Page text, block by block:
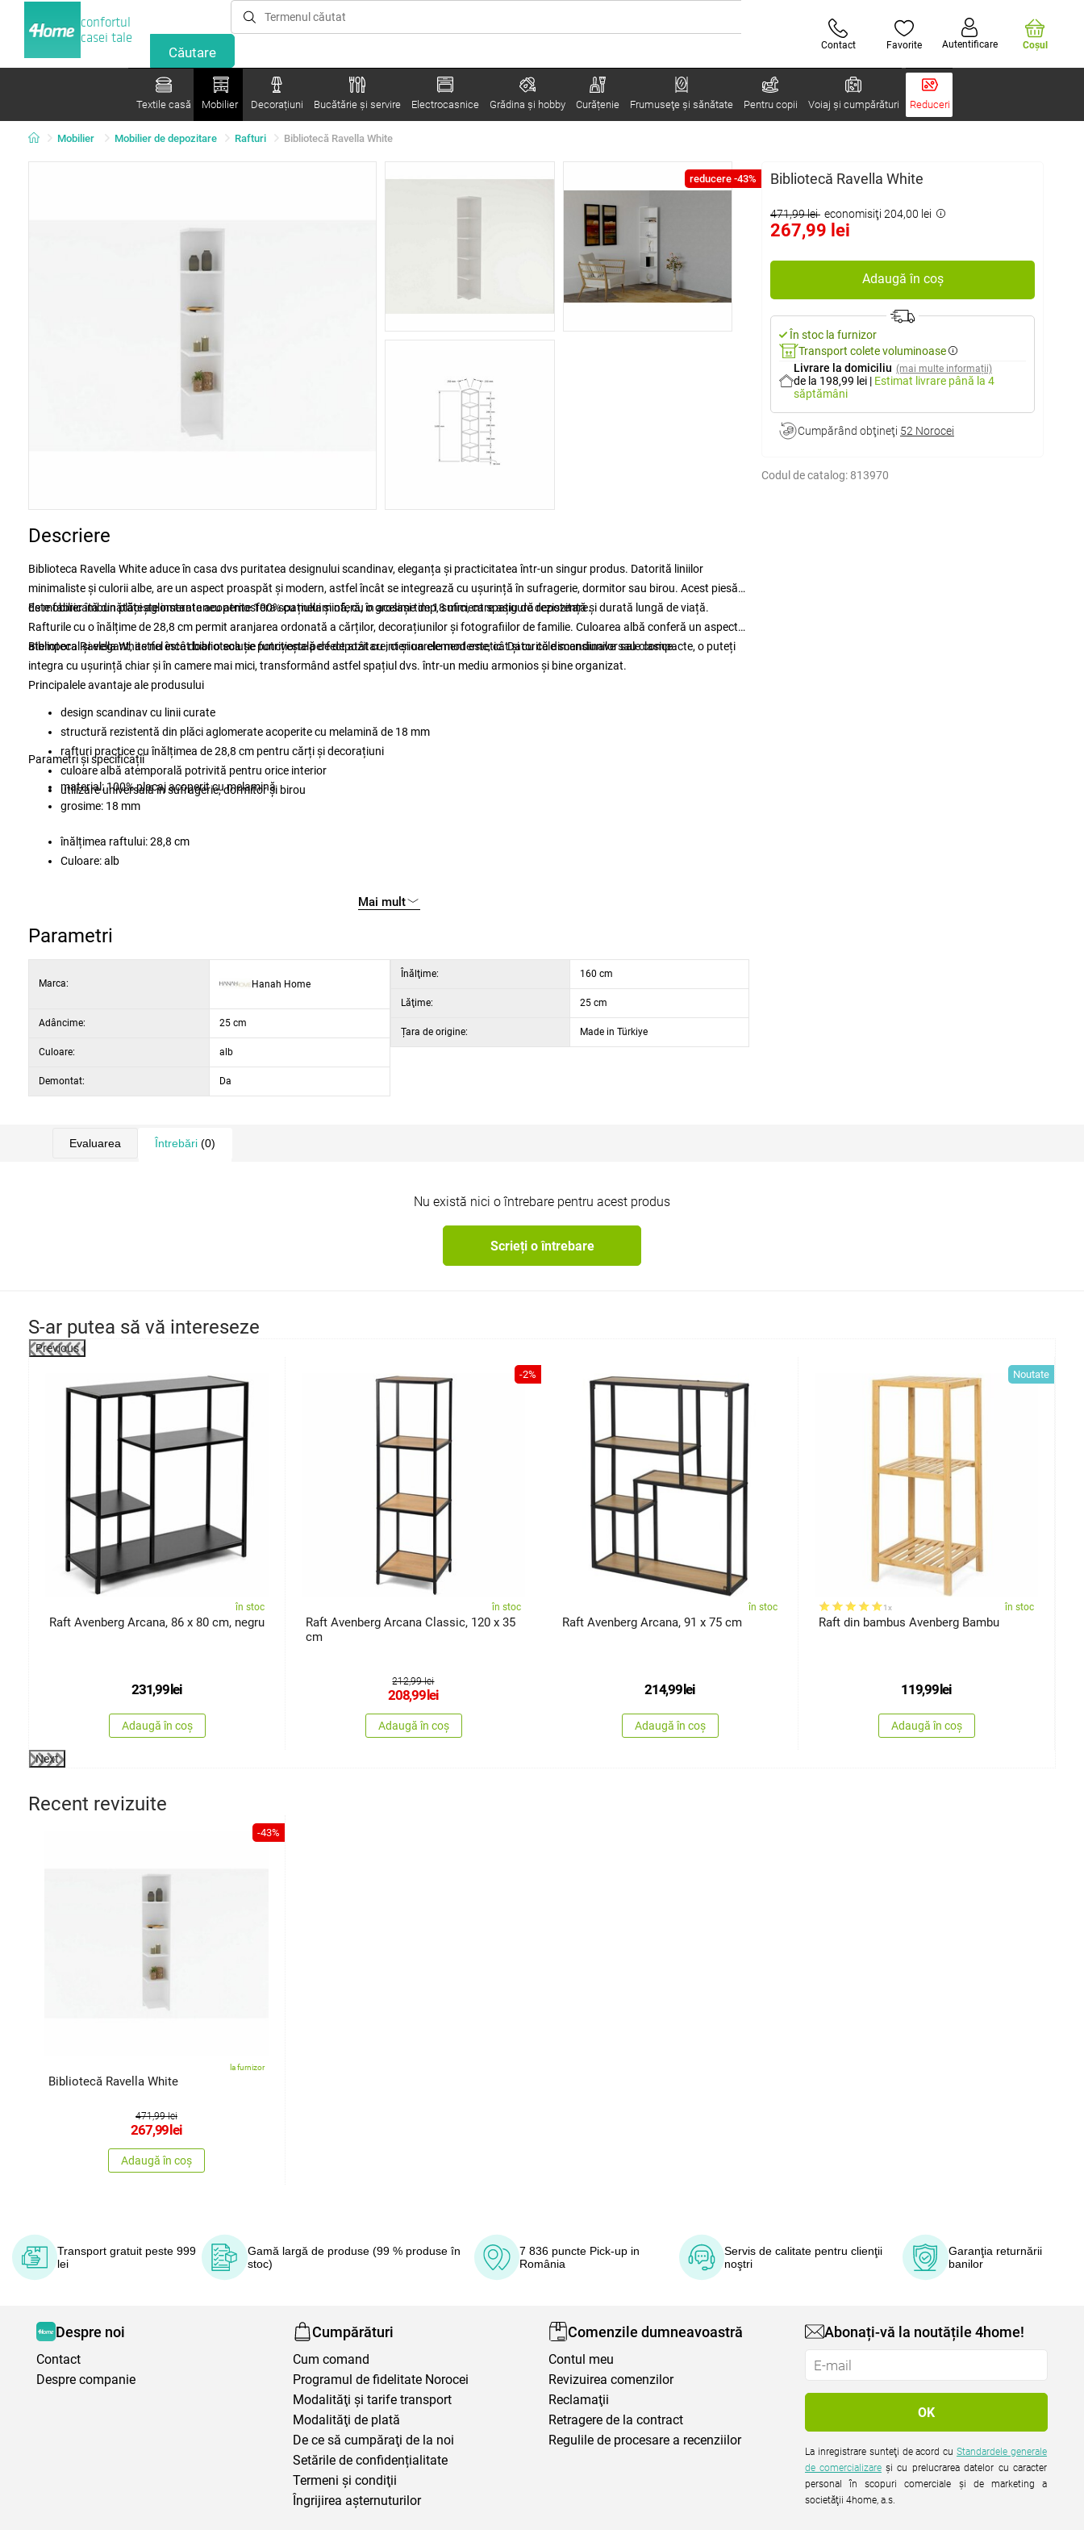
confortul
casei tale
Contact Favorite Autentificare Coşul
Textile casă Mobilier Decorațiuni Bucătărie și servire Electrocasnice Grădina şi hobby Curățenie Frumuseţe şi sănătate Pentru copii Voiaj și cumpărături Reduceri
Mobilier Mobilier de depozitare Rafturi Bibliotecă Ravella White
reducere -43% Bibliotecă Ravella White
471,99 lei economisiţi 204,00 lei
267,99 lei
Adaugă în coș
În stoc la furnizor
Transport colete voluminoase
Livrare la domiciliu (mai multe informații)
de la 198,99 lei | Estimat livrare până la 4
săptămâni
Cumpărând obţineţi 52 Norocei
Codul de catalog: 813970
Descriere
Biblioteca Ravella White aduce în casa dvs puritatea designului scandinav, eleganța și practicitatea într-un singur produs. Datorită liniilor
minimaliste și culorii albe, are un aspect proaspăt și modern, astfel încât se integrează cu ușurință în sufragerie, dormitor sau birou. Acest piesă
de mobilier îmbunătățește instantaneu atmosfera spațiului și oferă, în același timp, suficient spațiu de depozitare.
Este fabricată din plăci aglomerate acoperite 100% cu melamină, cu o grosime de 18 mm, care asigură rezistență și durată lungă de viață.
Rafturile cu o înălțime de 28,8 cm permit aranjarea ordonată a cărților, decorațiunilor și fotografiilor de familie. Culoarea albă conferă un aspect
atemporal și elegant, astfel încât biblioteca se potrivește perfect atât cu interioarele moderne, cât și cu cele scandinave sau clasice.
Biblioteca Ravella White nu este doar o soluție funcțională de depozitare, ci și un element estetic. Datorită dimensiunilor sale compacte, o puteți
integra cu ușurință chiar și în camere mai mici, transformând astfel spațiul dvs. într-un mediu armonios și bine organizat.
Principalele avantaje ale produsului
design scandinav cu linii curate
structură rezistentă din plăci aglomerate acoperite cu melamină de 18 mm
rafturi practice cu înălțimea de 28,8 cm pentru cărți și decorațiuni
culoare albă atemporală potrivită pentru orice interior
utilizare universală în sufragerie, dormitor și birou
Parametri și specificații
material: 100% placaj acoperit cu melamină
grosime: 18 mm
înălțimea raftului: 28,8 cm
Culoare: alb
Mai mult
Parametri
Marca: Hanah Home
Adâncime: 25 cm
Culoare: alb
Demontat: Da
Înălţime: 160 cm
Lăţime: 25 cm
Țara de origine: Made in Türkiye
Evaluarea Întrebări (0)
Nu există nici o întrebare pentru acest produs
Scrieți o întrebare
S-ar putea să vă intereseze
Previous
în stoc
Raft Avenberg Arcana, 86 x 80 cm, negru
231,99lei
Adaugă în coș
-2%
în stoc
Raft Avenberg Arcana Classic, 120 x 35
cm
212,99 lei
208,99lei
Adaugă în coș
în stoc
Raft Avenberg Arcana, 91 x 75 cm
214,99lei
Adaugă în coș
Noutate
1x în stoc
Raft din bambus Avenberg Bambu
119,99lei
Adaugă în coș
Next
Recent revizuite
-43%
la furnizor
Bibliotecă Ravella White
471,99 lei
267,99lei
Adaugă în coș
Transport gratuit peste 999
lei
Gamă largă de produse (99 % produse în
stoc)
7 836 puncte Pick-up in
România
Servis de calitate pentru clienţii
noştri
Garanţia returnării
banilor
Despre noi
Contact
Despre companie
Cumpărături
Cum comand
Programul de fidelitate Norocei
Modalităţi şi tarife transport
Modalităţi de plată
De ce să cumpăraţi de la noi
Setările de confidențialitate
Termeni şi condiţii
Îngrijirea așternuturilor
Comenzile dumneavoastră
Contul meu
Revizuirea comenzilor
Reclamaţii
Retragere de la contract
Regulile de procesare a recenziilor
Abonați-vă la noutățile 4home!
La inregistrare sunteţi de acord cuStandardele generale
de comercializare şi cu prelucrarea datelor cu caracter
personal în scopuri comerciale şi de marketing a
societăţii 4home, a.s.